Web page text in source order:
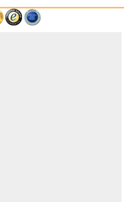
aus verschiedenen Strahlungsarten.
die Haut altern, fördert die
und kann allergische Lichtreaktionen
verursacht Sonnenbrand, sowie Schäden
Filter, für einen hochwirksamen und
Zellschutz
der eingesetzten UV-Filter.
bei 445 niedergelassenen Dermatologen
Gestützte Befragung bezieht sich